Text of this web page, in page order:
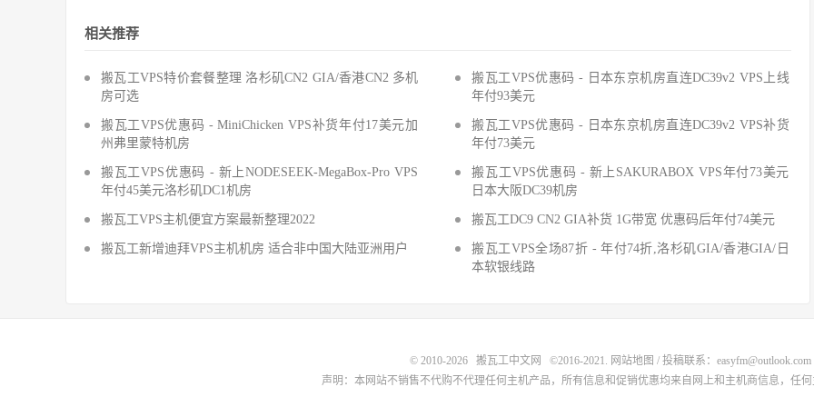
相关推荐
搬瓦工VPS特价套餐整理 洛杉矶CN2 GIA/香港CN2 多机
房可选
搬瓦工VPS优惠码 - 日本东京机房直连DC39v2 VPS上线
年付93美元
搬瓦工VPS优惠码 - MiniChicken VPS补货年付17美元加
州弗里蒙特机房
搬瓦工VPS优惠码 - 日本东京机房直连DC39v2 VPS补货
年付73美元
搬瓦工VPS优惠码 - 新上NODESEEK-MegaBox-Pro VPS
年付45美元洛杉矶DC1机房
搬瓦工VPS优惠码 - 新上SAKURABOX VPS年付73美元
日本大阪DC39机房
搬瓦工VPS主机便宜方案最新整理2022 搬瓦工DC9 CN2 GIA补货 1G带宽 优惠码后年付74美元
搬瓦工新增迪拜VPS主机机房 适合非中国大陆亚洲用户
搬瓦工VPS全场87折 - 年付74折,洛杉矶GIA/香港GIA/日
本软银线路
© 2010-2026 搬瓦工中文网 ©2016-2021. 网站地图 / 投稿联系：easyfm@outlook.com
声明：本网站不销售不代购不代理任何主机产品，所有信息和促销优惠均来自网上和主机商信息，任